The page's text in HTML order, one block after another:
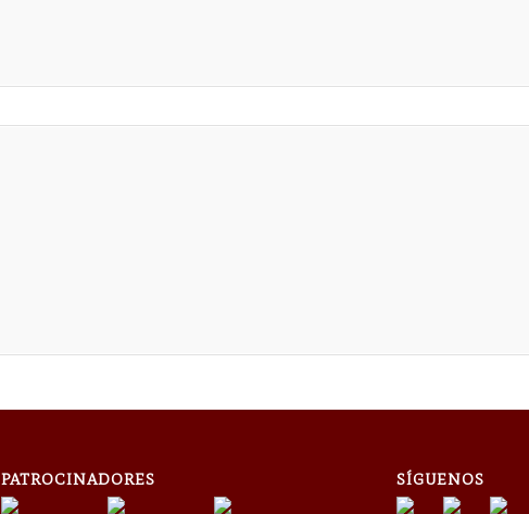
PATROCINADORES SÍGUENOS